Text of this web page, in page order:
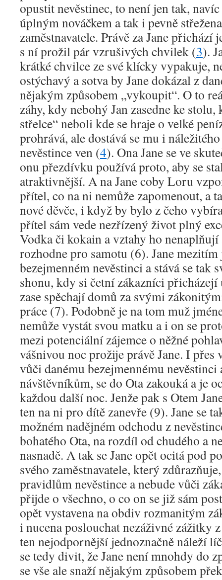
opustit nevěstinec, to není jen tak,
úplným nováčkem a tak i pevně
zaměstnavatele. Právě za Jane
s ní prožil pár vzrušivých chvilek (3).
krátké chvilce ze své klícky vypakuje,
ostýchavý a sotva by Jane dokázal z
nějakým způsobem „vykoupit“. O to
záhy, kdy nebohý Jan zasedne ke
střelce“ neboli kde se hraje o velké
prohrává, ale dostává se mu i
nevěstince ven (4). Ona Jane se ve
onu přezdívku používá proto, aby se
atraktivnější. A na Jane coby Loru
přítel, co na ni nemůže zapomenout, a
nové děvče, i když by bylo z čeho
přítel sám vede nezřízený život plný
Vodka či kokain a vztahy ho nenaplňují
rozhodne pro samotu (6). Jane
bezejmenném nevěstinci a stává se tak
shonu, kdy si četní zákazníci přicházejí
zase spěchají domů za svými
práce (7). Podobně je na tom muž
nemůže vystát svou matku a i on se
mezi potenciální zájemce o něžné
vášnivou noc prožije právě Jane. I přes
vůči danému bezejmennému
návštěvníkům, se do Ota zakouká a je
každou další noc. Jenže pak s Otem
ten na ni pro dítě zanevře (9). Jane se
možném nadějném odchodu z
bohatého Ota, na rozdíl od chudého a
nasnadě. A tak se Jane opět ocitá pod
svého zaměstnavatele, který
pravidlům nevěstince a nebude vůči
přijde o všechno, o co on se již sám
opět vystavena na obdiv rozmanitým
i nucena poslouchat nezáživné zážitky
ten nejodpornější jednoznačně náleží
se tedy divit, že Jane není mnohdy do
se vše ale snaží nějakým způsobem